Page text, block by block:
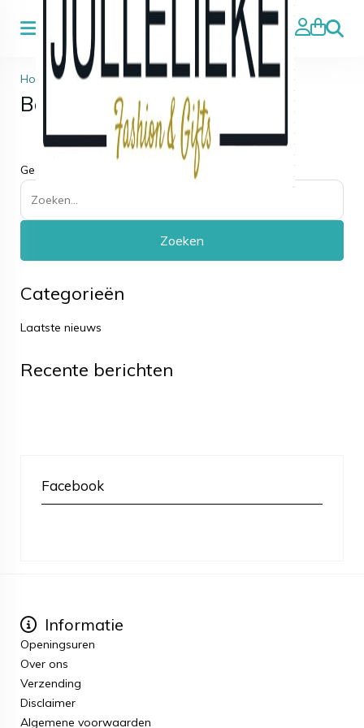
Zoeken
Home> Blog >
Berichten
Categorieën
Laatste nieuws
Recente berichten
Geen berichten
Facebook
Informatie
Openingsuren
Over ons
Verzending
Disclaimer
Algemene voorwaarden